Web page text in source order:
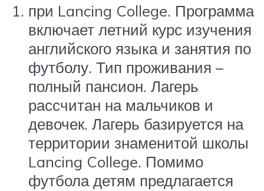
при Lancing College. Программа
включает летний курс изучения
английского языка и занятия по
футболу. Тип проживания –
полный пансион. Лагерь
рассчитан на мальчиков и
девочек. Лагерь базируется на
территории знаменитой школы
Lancing College. Помимо
футбола детям предлагается